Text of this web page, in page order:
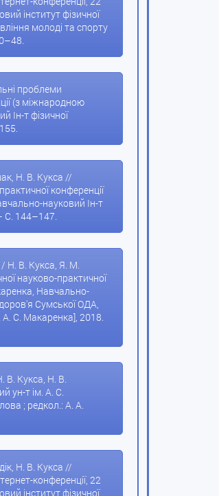
інститут фізичної
молоді та спорту
проблеми
(з міжнародною
Ін-т фізичної
Н. В. Кукса //
конференції
науковий Ін-т
С. 144–147.
/ Н. В. Кукса, Я. М.
науково-практичної
Навчально-
Сумської ОДА,
С. Макаренка], 2018.
В. Кукса, Н. В.
ун-т ім. А. С.
; редкол.: А. А.
Н. В. Кукса //
конференції, 22
інститут фізичної